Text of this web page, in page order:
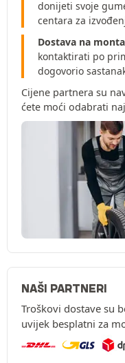
donijeti svoje
centara za
Dostava na
kontaktirati po
dogovorio
Cijene partnera su
ćete moći odabrati
NAŠI PARTNERI
Troškovi dostave su
uvijek besplatni za